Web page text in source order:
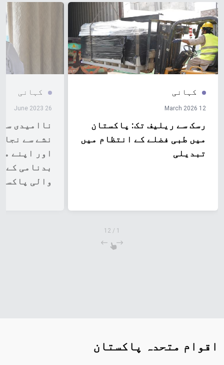
کہانی
12 March 2026
رسک سے ریلیف تک: پاکستان
میں طبی فضلے کے انتظام میں
تبدیلی
کہانی
26 June 2023
ناامیدی
نشے سے
اور اپنے
بدنامی کے
والی
1
/
12
اقوام متحدہ پاکستان